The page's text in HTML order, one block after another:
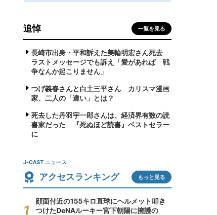
追悼 一覧を見る
長崎市出身・平和訴えた美輪明宏さん死去
ラストメッセージでも訴え「愛があれば 戦
争なんか起こりません」
つげ義春さんと白土三平さん カリスマ漫画
家、二人の「違い」とは？
死去した丹羽宇一郎さんは、経済界有数の読
書家だった 『死ぬほど読書』ベストセラー
に
J-CAST ニュース
アクセスランキング もっと見る
顔面付近の155キロ直球にヘルメット叩き
つけたDeNAルーキー宮下朝陽に擁護の